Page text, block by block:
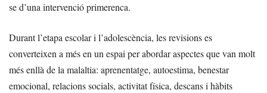
se d’una intervenció primerenca.
Durant l’etapa escolar i l’adolescència, les revisions es
converteixen a més en un espai per abordar aspectes que van molt
més enllà de la malaltia: aprenentatge, autoestima, benestar
emocional, relacions socials, activitat física, descans i hàbits